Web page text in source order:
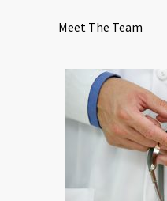
Meet The Team